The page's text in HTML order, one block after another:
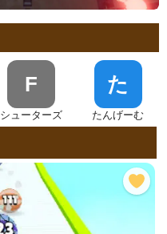
F
シューターズ
た
たんげーむ